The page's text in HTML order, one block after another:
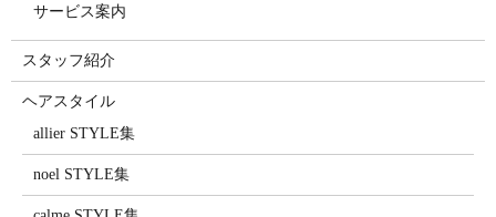
サービス案内
スタッフ紹介
ヘアスタイル
allier STYLE集
noel STYLE集